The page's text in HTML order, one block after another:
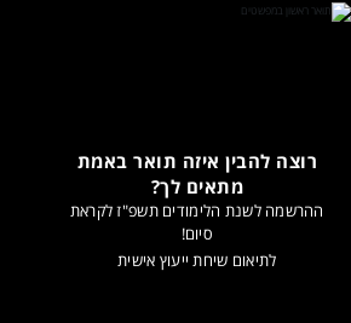
רוצה להבין איזה תואר באמת
מתאים לך?
ההרשמה לשנת הלימודים תשפ"ז לקראת
סיום!
לתיאום שיחת ייעוץ אישית